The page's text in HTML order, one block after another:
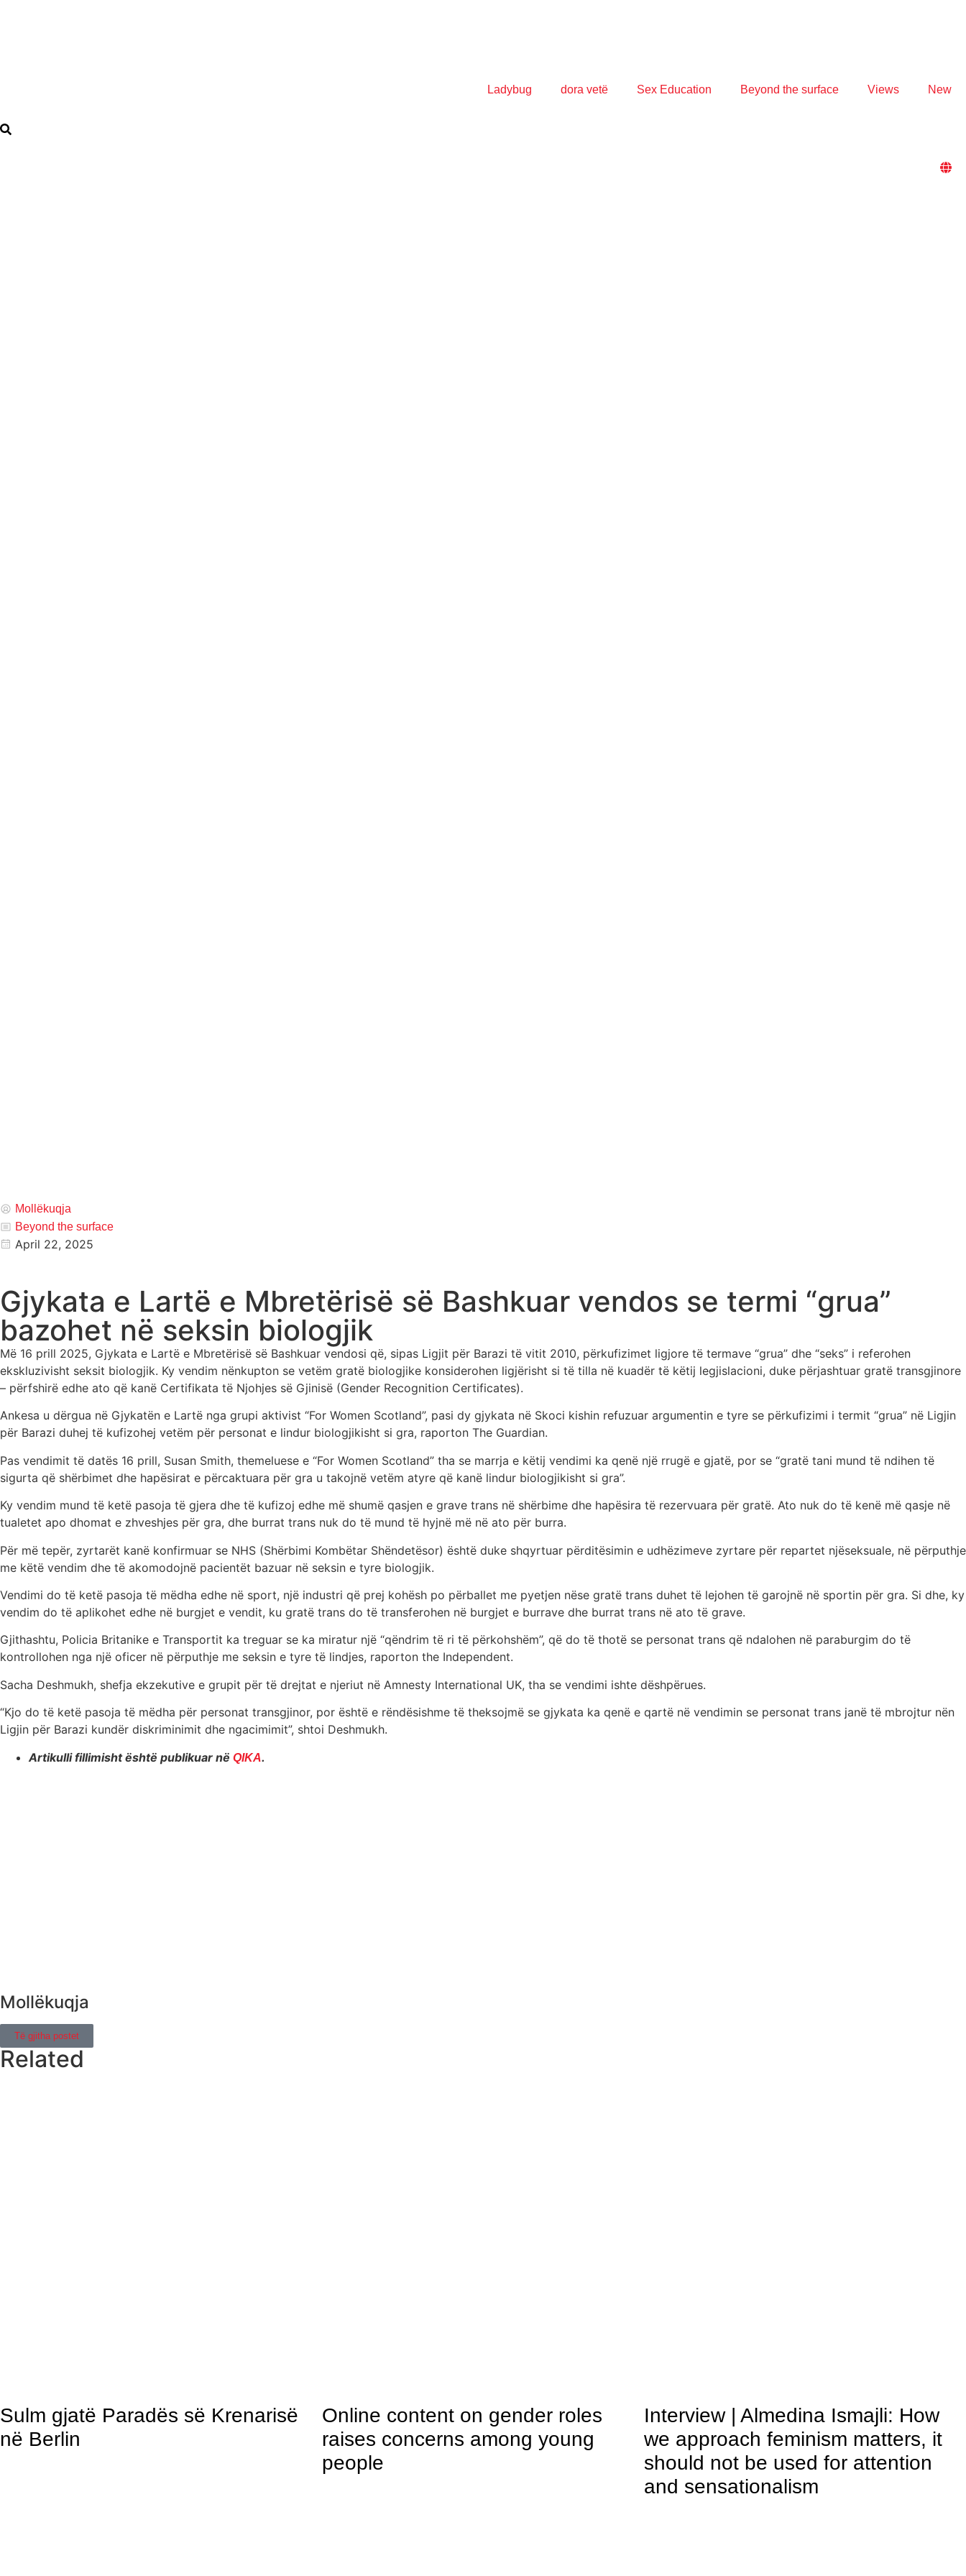
Ladybug dora vetë Sex Education Beyond the surface Views New
Mollëkuqja
Beyond the surface
April 22, 2025
Gjykata e Lartë e Mbretërisë së Bashkuar vendos se termi “grua”
bazohet në seksin biologjik
Më 16 prill 2025, Gjykata e Lartë e Mbretërisë së Bashkuar vendosi që, sipas Ligjit për Barazi të vitit 2010, përkufizimet ligjore të termave “grua” dhe “seks” i referohen
ekskluzivisht seksit biologjik. Ky vendim nënkupton se vetëm gratë biologjike konsiderohen ligjërisht si të tilla në kuadër të këtij legjislacioni, duke përjashtuar gratë transgjinore
– përfshirë edhe ato që kanë Certifikata të Njohjes së Gjinisë (Gender Recognition Certificates).
Ankesa u dërgua në Gjykatën e Lartë nga grupi aktivist “For Women Scotland”, pasi dy gjykata në Skoci kishin refuzuar argumentin e tyre se përkufizimi i termit “grua” në Ligjin
për Barazi duhej të kufizohej vetëm për personat e lindur biologjikisht si gra, raporton The Guardian.
Pas vendimit të datës 16 prill, Susan Smith, themeluese e “For Women Scotland” tha se marrja e këtij vendimi ka qenë një rrugë e gjatë, por se “gratë tani mund të ndihen të
sigurta që shërbimet dhe hapësirat e përcaktuara për gra u takojnë vetëm atyre që kanë lindur biologjikisht si gra”.
Ky vendim mund të ketë pasoja të gjera dhe të kufizoj edhe më shumë qasjen e grave trans në shërbime dhe hapësira të rezervuara për gratë. Ato nuk do të kenë më qasje në
tualetet apo dhomat e zhveshjes për gra, dhe burrat trans nuk do të mund të hyjnë më në ato për burra.
Për më tepër, zyrtarët kanë konfirmuar se NHS (Shërbimi Kombëtar Shëndetësor) është duke shqyrtuar përditësimin e udhëzimeve zyrtare për repartet njëseksuale, në përputhje
me këtë vendim dhe të akomodojnë pacientët bazuar në seksin e tyre biologjik.
Vendimi do të ketë pasoja të mëdha edhe në sport, një industri që prej kohësh po përballet me pyetjen nëse gratë trans duhet të lejohen të garojnë në sportin për gra. Si dhe, ky
vendim do të aplikohet edhe në burgjet e vendit, ku gratë trans do të transferohen në burgjet e burrave dhe burrat trans në ato të grave.
Gjithashtu, Policia Britanike e Transportit ka treguar se ka miratur një “qëndrim të ri të përkohshëm”, që do të thotë se personat trans që ndalohen në paraburgim do të
kontrollohen nga një oficer në përputhje me seksin e tyre të lindjes, raporton the Independent.
Sacha Deshmukh, shefja ekzekutive e grupit për të drejtat e njeriut në Amnesty International UK, tha se vendimi ishte dëshpërues.
“Kjo do të ketë pasoja të mëdha për personat transgjinor, por është e rëndësishme të theksojmë se gjykata ka qenë e qartë në vendimin se personat trans janë të mbrojtur nën
Ligjin për Barazi kundër diskriminimit dhe ngacimimit”, shtoi Deshmukh.
Artikulli fillimisht është publikuar në QIKA.
Mollëkuqja
Të gjitha postet
Related
Sulm gjatë Paradës së Krenarisë
në Berlin
Online content on gender roles
raises concerns among young
people
Interview | Almedina Ismajli: How
we approach feminism matters, it
should not be used for attention
and sensationalism